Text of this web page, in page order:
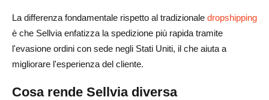
La differenza fondamentale rispetto al tradizionale dropshipping
è che Sellvia enfatizza la spedizione più rapida tramite
l'evasione ordini con sede negli Stati Uniti, il che aiuta a
migliorare l'esperienza del cliente.
Cosa rende Sellvia diversa